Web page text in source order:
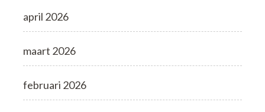
april 2026
maart 2026
februari 2026